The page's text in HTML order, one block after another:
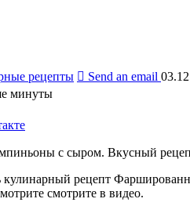
рецепты Send an email
минуты
рецепт
смотрите в видео.